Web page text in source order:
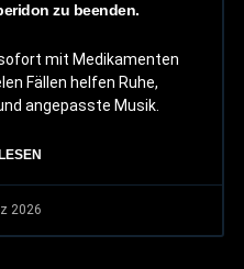
zu beenden.
mit Medikamenten
Fällen helfen Ruhe,
angepasste Musik.
2026